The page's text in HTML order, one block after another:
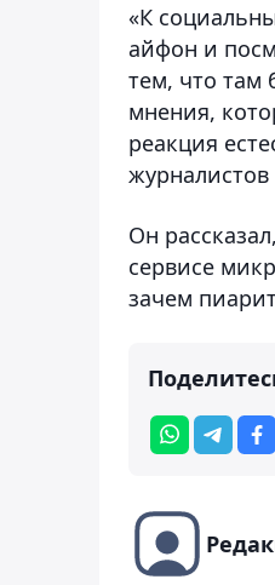
«К
айфон и
тем, что там
мнения,
реакция
Он
сервисе
зачем